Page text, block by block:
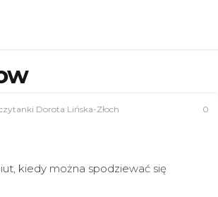
0
Dorota Lińska-Złoch
kiedy można spodziewać się